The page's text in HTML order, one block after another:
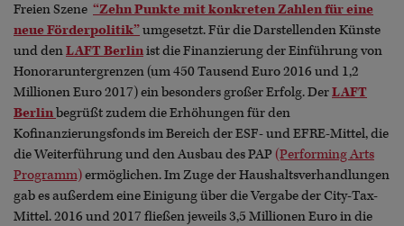
Freien Szene “Zehn Punkte mit konkreten Zahlen für eine
neue Förderpolitik”umgesetzt. Für die Darstellenden Künste
und denLAFT Berlinist die Finanzierung der Einführung von
Honoraruntergrenzen (um 450 Tausend Euro 2016 und 1,2
Millionen Euro 2017) ein besonders großer Erfolg. DerLAFT
Berlinbegrüßt zudem die Erhöhungen für den
Kofinanzierungsfonds im Bereich der ESF- und EFRE-Mittel, die
die Weiterführung und den Ausbau des PAP(Performing Arts
Programm)ermöglichen. Im Zuge der Haushaltsverhandlungen
gab es außerdem eine Einigung über die Vergabe der City-Tax-
Mittel. 2016 und 2017 fließen jeweils 3,5 Millionen Euro in die